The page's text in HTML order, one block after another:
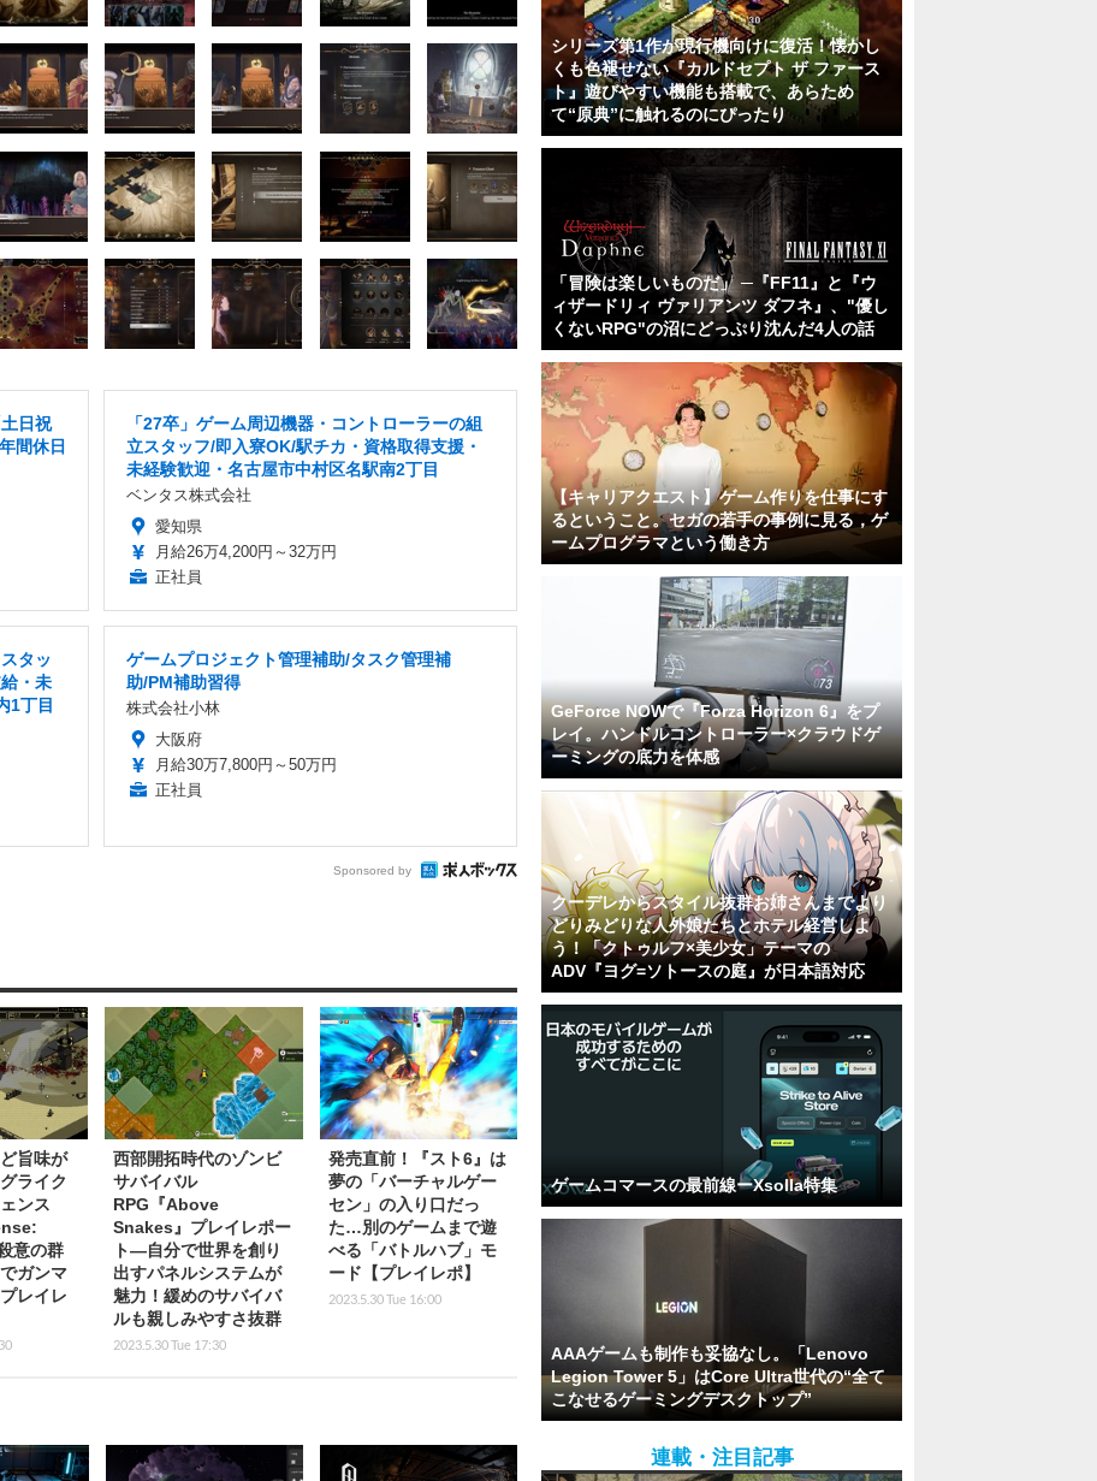
日祝
間休日
「27卒」ゲーム周辺機器・コントローラーの組
立スタッフ/即入寮OK/駅チカ・資格取得支援・
未経験歓迎・名古屋市中村区名駅南2丁目
ベンタス株式会社
愛知県
月給26万4,200円～32万円
正社員
タッ
・未
1丁目
ゲームプロジェクト管理補助/タスク管理補
助/PM補助習得
株式会社小林
大阪府
月給30万7,800円～50万円
正社員
Sponsored by
旨味が
ライク
ンス
意の群
ガンマ
レイレ
西部開拓時代のゾンビ
サバイバル
RPG『Above
Snakes』プレイレポー
ト―自分で世界を創り
出すパネルシステムが
魅力！緩めのサバイバ
ルも親しみやすさ抜群
2023.5.30 Tue 17:30
発売直前！『スト6』は
夢の「バーチャルゲー
セン」の入り口だっ
た…別のゲームまで遊
べる「バトルハブ」モ
ード【プレイレポ】
2023.5.30 Tue 16:00
シリーズ第1作が現行機向けに復活！懐かし
くも色褪せない『カルドセプト ザ ファース
ト』遊びやすい機能も搭載で、あらため
て“原典”に触れるのにぴったり
「冒険は楽しいものだ」 ─『FF11』と『ウ
ィザードリィ ヴァリアンツ ダフネ』、"優し
くないRPG"の沼にどっぷり沈んだ4人の話
【キャリアクエスト】ゲーム作りを仕事にす
るということ。セガの若手の事例に見る，ゲ
ームプログラマという働き方
GeForce NOWで『Forza Horizon 6』をプ
レイ。ハンドルコントローラー×クラウドゲ
ーミングの底力を体感
クーデレからスタイル抜群お姉さんまでより
どりみどりな人外娘たちとホテル経営しよ
う！「クトゥルフ×美少女」テーマの
ADV『ヨグ=ソトースの庭』が日本語対応
ゲームコマースの最前線ーXsolla特集
AAAゲームも制作も妥協なし。「Lenovo
Legion Tower 5」はCore Ultra世代の“全て
こなせるゲーミングデスクトップ”
連載・注目記事